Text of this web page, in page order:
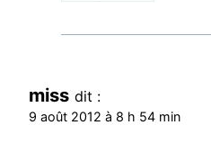
miss dit :
9 août 2012 à 8 h 54 min